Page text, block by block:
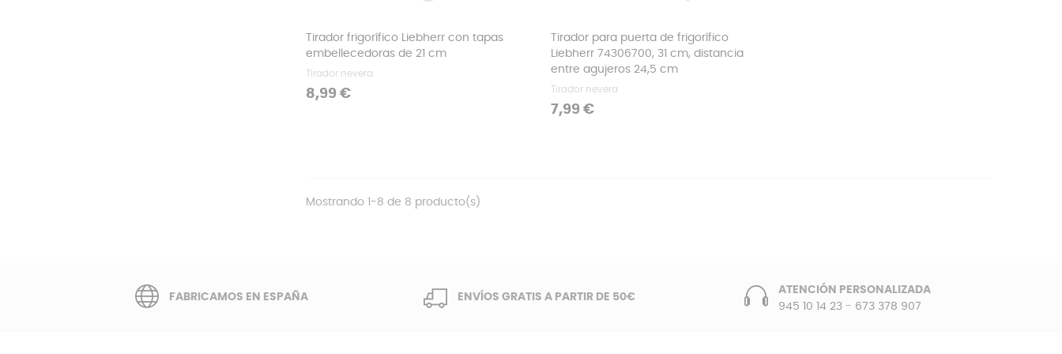
Tirador frigorífico Liebherr con tapas
embellecedoras de 21 cm
Tirador nevera
Precio
8,99 €
Tirador para puerta de frigorífico
Liebherr 74306700, 31 cm, distancia
entre agujeros 24,5 cm
Tirador nevera
Precio
7,99 €
Mostrando 1-8 de 8 producto(s)
FABRICAMOS EN ESPAÑA ENVÍOS GRATIS A PARTIR DE 50€
ATENCIÓN PERSONALIZADA
945 10 14 23 - 673 378 907